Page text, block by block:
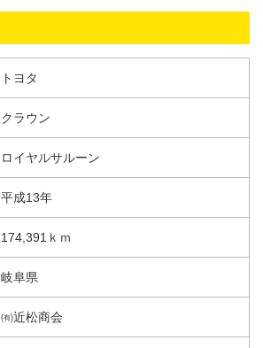
トヨタ
クラウン
ロイヤルサルーン
平成13年
174,391ｋｍ
岐阜県
㈲近松商会